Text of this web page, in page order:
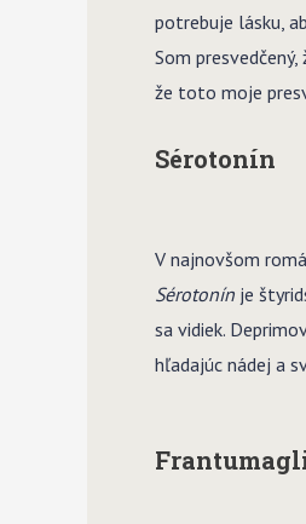
potrebuje lásku,
Som
že toto moje
Sérotonín
V najnovšom
Sérotonín je
sa vidiek.
hľadajúc nádej a